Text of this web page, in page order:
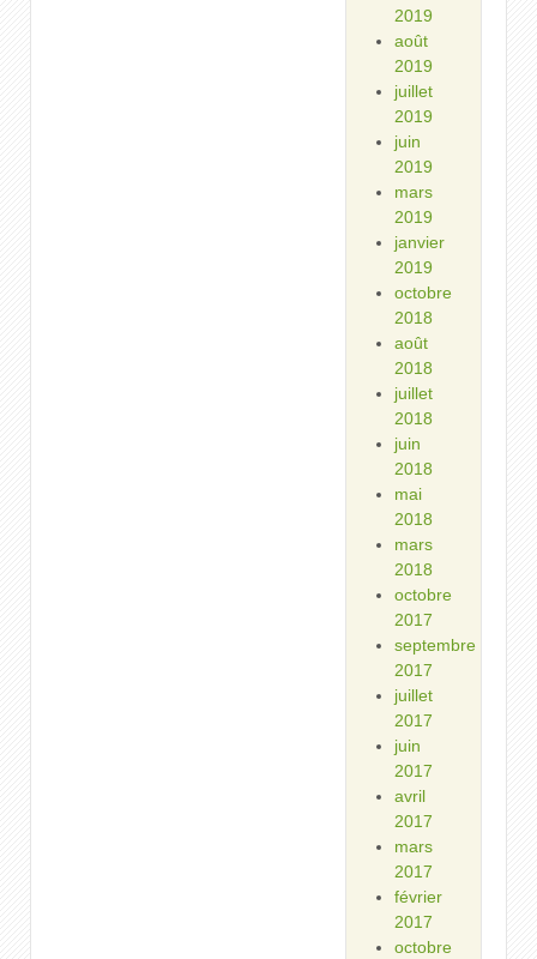
2019
août
2019
juillet
2019
juin
2019
mars
2019
janvier
2019
octobre
2018
août
2018
juillet
2018
juin
2018
mai
2018
mars
2018
octobre
2017
septembre
2017
juillet
2017
juin
2017
avril
2017
mars
2017
février
2017
octobre